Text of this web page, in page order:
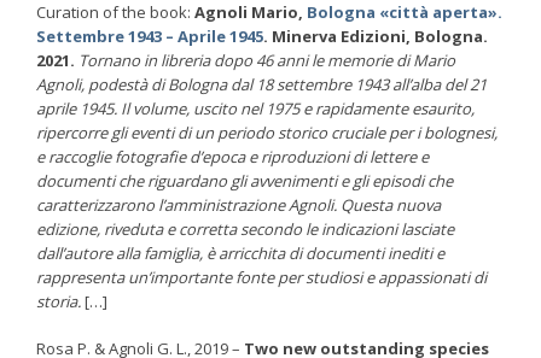
Curation of the book: Agnoli Mario, Bologna «città aperta».
Settembre 1943 – Aprile 1945. Minerva Edizioni, Bologna.
2021. Tornano in libreria dopo 46 anni le memorie di Mario
Agnoli, podestà di Bologna dal 18 settembre 1943 all’alba del 21
aprile 1945. Il volume, uscito nel 1975 e rapidamente esaurito,
ripercorre gli eventi di un periodo storico cruciale per i bolognesi,
e raccoglie fotografie d’epoca e riproduzioni di lettere e
documenti che riguardano gli avvenimenti e gli episodi che
caratterizzarono l’amministrazione Agnoli. Questa nuova
edizione, riveduta e corretta secondo le indicazioni lasciate
dall’autore alla famiglia, è arricchita di documenti inediti e
rappresenta un’importante fonte per studiosi e appassionati di
storia.[…]
Rosa P. & Agnoli G. L., 2019 – Two new outstanding species